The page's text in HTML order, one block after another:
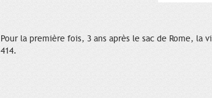
Pour la première fois, 3 ans après le sac de Rome,
414.